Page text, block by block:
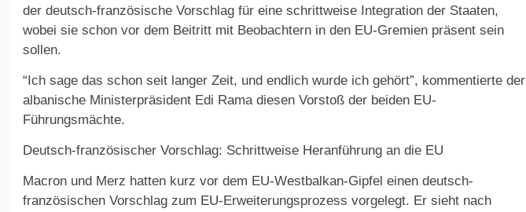
der deutsch-französische Vorschlag für eine schrittweise Integration der Staaten,
wobei sie schon vor dem Beitritt mit Beobachtern in den EU-Gremien präsent sein
sollen.
“Ich sage das schon seit langer Zeit, und endlich wurde ich gehört”, kommentierte der
albanische Ministerpräsident Edi Rama diesen Vorstoß der beiden EU-
Führungsmächte.
Deutsch-französischer Vorschlag: Schrittweise Heranführung an die EU
Macron und Merz hatten kurz vor dem EU-Westbalkan-Gipfel einen deutsch-
französischen Vorschlag zum EU-Erweiterungsprozess vorgelegt. Er sieht nach